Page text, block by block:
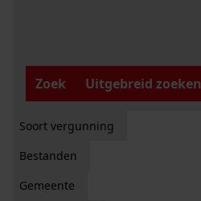
Zoek
Uitgebreid zoeken
Soort vergunning
Bestanden
Gemeente